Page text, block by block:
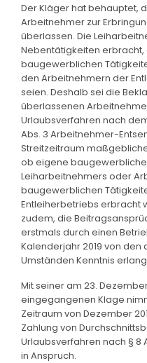
Der Kläger hat behauptet,
Arbeitnehmer zur
überlassen. Die
Nebentätigkeiten
baugewerblichen
den Arbeitnehmern der
seien. Deshalb sei die
überlassenen
Urlaubsverfahren nach
Abs. 3 Arbeitnehmer-
Streitzeitraum
ob eigene
Leiharbeitnehmers oder
baugewerblichen
Entleiherbetriebs erbracht
zudem, die
erstmals durch einen
Kalenderjahr 2019 von
Umständen Kenntnis
Mit seiner am 23.
eingegangenen Klage
Zeitraum von Dezember
Zahlung von
Urlaubsverfahren nach § 8
in Anspruch.